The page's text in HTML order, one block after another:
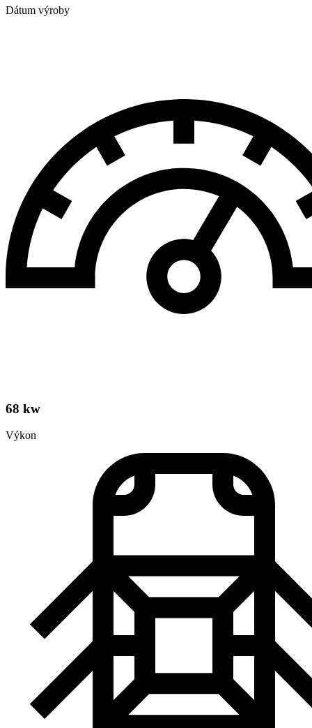
Dátum výroby
68 kw
Výkon